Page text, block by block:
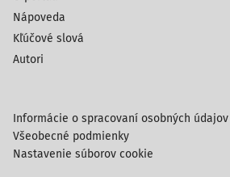
Nápoveda
Kľúčové slová
Autori
Informácie o spracovaní osobných údajov
Všeobecné podmienky
Nastavenie súborov cookie